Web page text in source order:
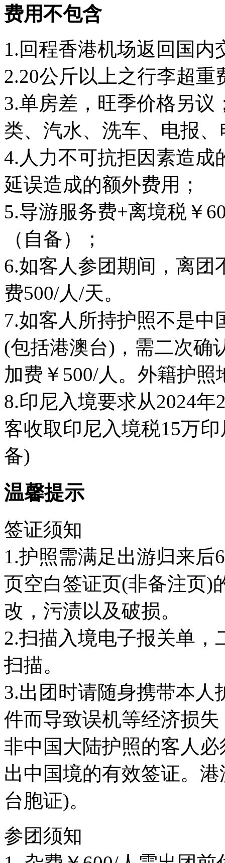
费用不包含
1.回程香港机场返回国内
2.20公斤以上之行李超重
3.单房差，旺季价格另议
类、汽水、洗车、电报
4.人力不可抗拒因素造成
延误造成的额外费用；
5.导游服务费+离境税￥
（自备）；
6.如客人参团期间，离
费500/人/天。
7.如客人所持护照不是
(包括港澳台)，需二次确
加费￥500/人。外籍护照
8.印尼入境要求从2024
客收取印尼入境税15万
备)
温馨提示
签证须知
1.护照需满足出游归来
页空白签证页(非备注页)
改，污渍以及破损。
2.扫描入境电子报关单
扫描。
3.出团时请随身携带本
件而导致误机等经济损
非中国大陆护照的客人
出中国境的有效签证。
台胞证)。
参团须知